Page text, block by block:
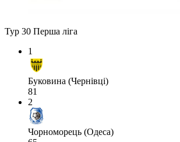
Тур 30 Перша ліга
1
Буковина (Чернівці)
81
2
Чорноморець (Одеса)